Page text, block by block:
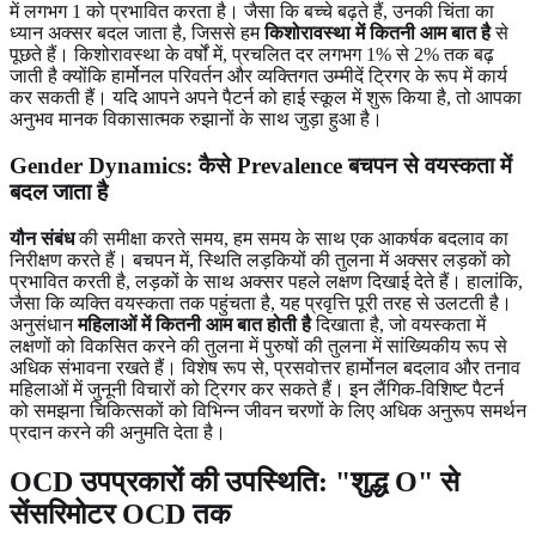
में लगभग 1 को प्रभावित करता है। जैसा कि बच्चे बढ़ते हैं, उनकी चिंता का
ध्यान अक्सर बदल जाता है, जिससे हमकिशोरावस्था में कितनी आम बात हैसे
पूछते हैं। किशोरावस्था के वर्षों में, प्रचलित दर लगभग 1% से 2% तक बढ़
जाती है क्योंकि हार्मोनल परिवर्तन और व्यक्तिगत उम्मीदें ट्रिगर के रूप में कार्य
कर सकती हैं। यदि आपने अपने पैटर्न को हाई स्कूल में शुरू किया है, तो आपका
अनुभव मानक विकासात्मक रुझानों के साथ जुड़ा हुआ है।
Gender Dynamics: कैसे Prevalence बचपन से वयस्कता में
बदल जाता है
यौन संबंधकी समीक्षा करते समय, हम समय के साथ एक आकर्षक बदलाव का
निरीक्षण करते हैं। बचपन में, स्थिति लड़कियों की तुलना में अक्सर लड़कों को
प्रभावित करती है, लड़कों के साथ अक्सर पहले लक्षण दिखाई देते हैं। हालांकि,
जैसा कि व्यक्ति वयस्कता तक पहुंचता है, यह प्रवृत्ति पूरी तरह से उलटती है।
अनुसंधानमहिलाओं में कितनी आम बात होती हैदिखाता है, जो वयस्कता में
लक्षणों को विकसित करने की तुलना में पुरुषों की तुलना में सांख्यिकीय रूप से
अधिक संभावना रखते हैं। विशेष रूप से, प्रसवोत्तर हार्मोनल बदलाव और तनाव
महिलाओं में जुनूनी विचारों को ट्रिगर कर सकते हैं। इन लैंगिक-विशिष्ट पैटर्न
को समझना चिकित्सकों को विभिन्न जीवन चरणों के लिए अधिक अनुरूप समर्थन
प्रदान करने की अनुमति देता है।
OCD उपप्रकारों की उपस्थिति: "शुद्ध O" से
सेंसरिमोटर OCD तक